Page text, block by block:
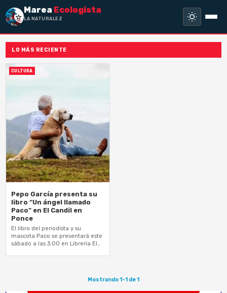
Marea Ecologista
LA NATURALEZA N
LO MÁS RECIENTE
CULTURA
Pepo García presenta su
libro “Un ángel llamado
Paco” en El Candil en
Ponce
El libro del periodista y su
mascota Paco se presentará este
sábado a las 3:00 en Librería El
Mostrando 1-1 de 1